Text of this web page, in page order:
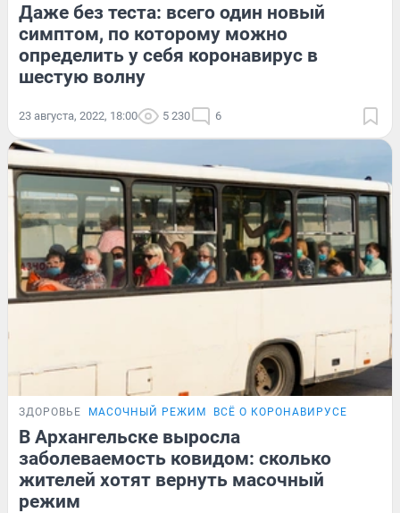
Даже без теста: всего один новый
симптом, по которому можно
определить у себя коронавирус в
шестую волну
23 августа, 2022, 18:00 5 230 6
ЗДОРОВЬЕ МАСОЧНЫЙ РЕЖИМ ВСЁ О КОРОНАВИРУСЕ
В Архангельске выросла
заболеваемость ковидом: сколько
жителей хотят вернуть масочный
режим